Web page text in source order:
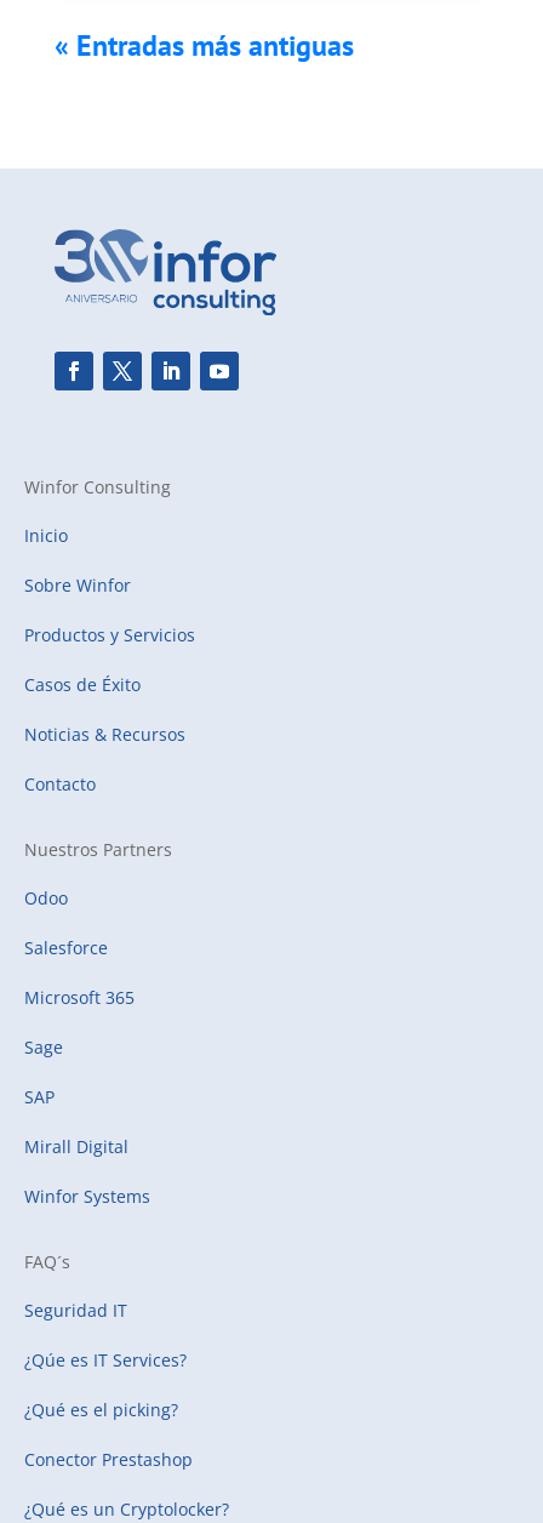
« Entradas más antiguas
Winfor Consulting
Inicio
Sobre Winfor
Productos y Servicios
Casos de Éxito
Noticias & Recursos
Contacto
Nuestros Partners
Odoo
Salesforce
Microsoft 365
Sage
SAP
Mirall Digital
Winfor Systems
FAQ´s
Seguridad IT
¿Qúe es IT Services?
¿Qué es el picking?
Conector Prestashop
¿Qué es un Cryptolocker?